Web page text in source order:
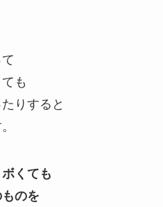
も
りすると
くても
ものを